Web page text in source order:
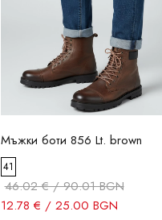
Мъжки боти 856 Lt. brown
41
46.02 € / 90.01 BGN
12.78 € / 25.00 BGN